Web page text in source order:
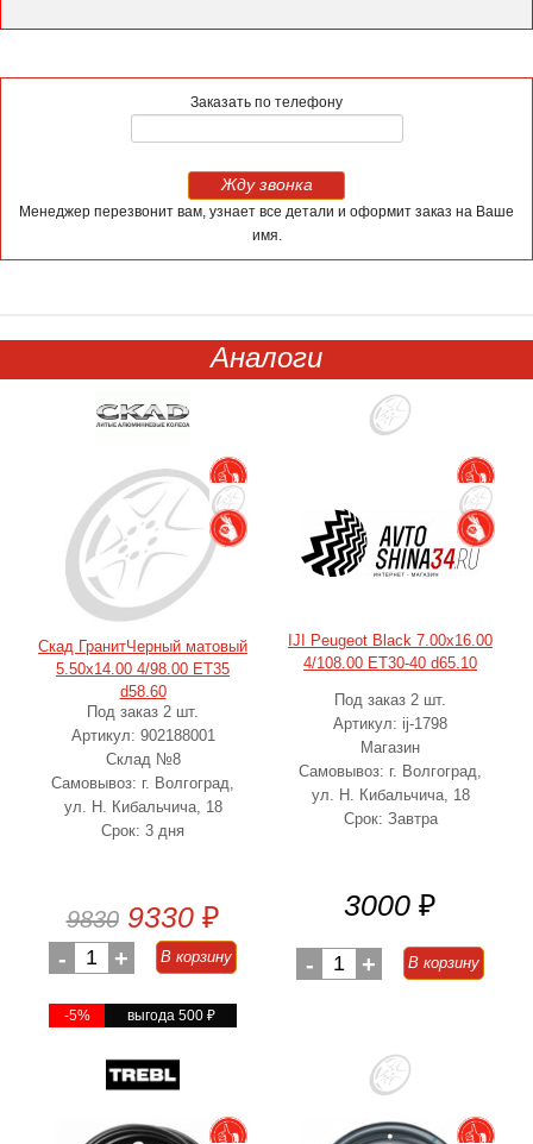
Заказать по телефону
Жду звонка
Менеджер перезвонит вам, узнает все детали и оформит заказ на Ваше
имя.
Аналоги
Скад ГранитЧерный матовый
5.50x14.00 4/98.00 ET35
d58.60
Под заказ 2 шт.
Артикул: 902188001
Склад №8
Самовывоз: г. Волгоград,
ул. Н. Кибальчича, 18
Срок: 3 дня
9830 9330 ₽
- 1 + В корзину
-5% выгода 500 ₽
IJI Peugeot Black 7.00x16.00
4/108.00 ET30-40 d65.10
Под заказ 2 шт.
Артикул: ij-1798
Магазин
Самовывоз: г. Волгоград,
ул. Н. Кибальчича, 18
Срок: Завтра
3000 ₽
- 1 + В корзину